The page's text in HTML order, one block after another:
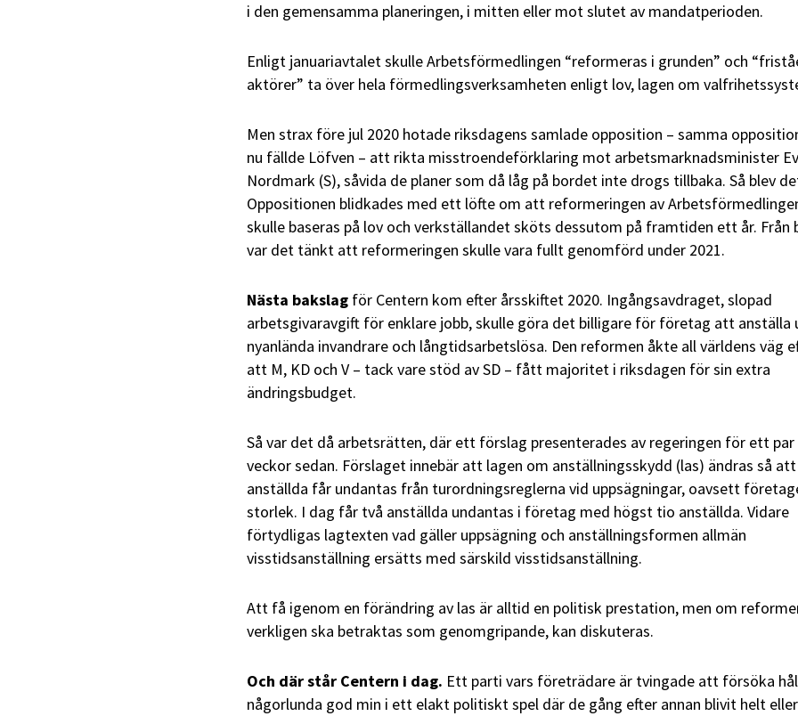
i den gemensamma planeringen, i mitten eller mot slutet av mandatperioden.
Enligt januariavtalet skulle Arbetsförmedlingen “reformeras i grunden” och
aktörer” ta över hela förmedlingsverksamheten enligt lov, lagen om
Men strax före jul 2020 hotade riksdagens samlade opposition – samma
nu fällde Löfven – att rikta misstroendeförklaring mot arbetsmarknadsminister
Nordmark (S),såvida de planer som då låg på bordet inte drogs tillbaka. Så blev
Oppositionen blidkades med ett löfte om att reformeringen av
skulle baseras på lov och verkställandet sköts dessutom på framtiden ett år. Från
var det tänkt att reformeringen skulle vara fullt genomförd under 2021.
Nästa bakslag för Centern kom efter årsskiftet 2020. Ingångsavdraget, slopad
arbetsgivaravgift för enklare jobb, skulle göra det billigare för företag att anställa
nyanlända invandrare och långtidsarbetslösa. Den reformen åkte all världens väg
att M, KD och V – tack vare stöd av SD – fått majoritet i riksdagen för sin extra
ändringsbudget.
Så var det då arbetsrätten, där ett förslag presenterades av regeringen för ett par
veckor sedan. Förslaget innebär att lagen om anställningsskydd (las) ändras så
anställda får undantas från turordningsreglerna vid uppsägningar, oavsett
storlek. I dag får två anställda undantas i företag med högst tio anställda. Vidare
förtydligas lagtexten vad gäller uppsägning och anställningsformen allmän
visstidsanställning ersätts med särskild visstidsanställning.
Att få igenom en förändring av las är alltid en politisk prestation, men om
verkligen ska betraktas som genomgripande, kan diskuteras.
Och där står Centern i dag. Ett parti vars företrädare är tvingade att försöka
någorlunda god min i ett elakt politiskt spel där de gång efter annan blivit helt eller